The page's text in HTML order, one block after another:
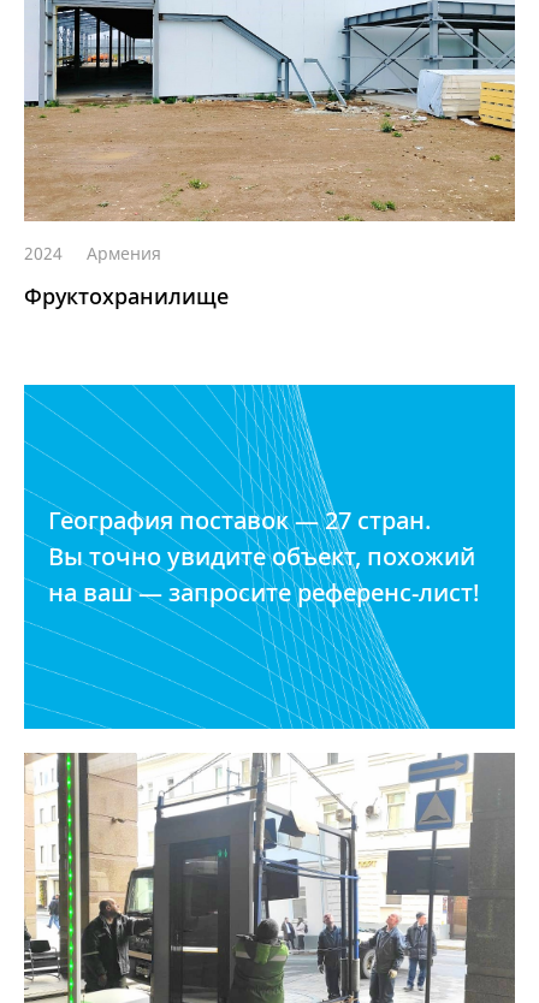
2024 Армения
Фруктохранилище
География поставок — 27 стран.
Вы точно увидите объект, похожий
на ваш — запросите референс-лист!